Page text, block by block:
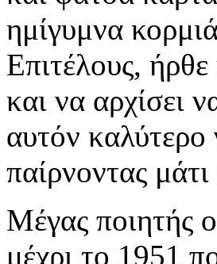
ημίγυμνα
Επιτέλους, ήρθε
και να αρχίσει
αυτόν
παίρνοντας
Μέγας ποιητής
μέχρι το 1951